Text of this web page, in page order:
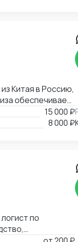
Китая в Россию,
обеспечивает
рисками и
и
15 000 ₽
8 000 ₽
по